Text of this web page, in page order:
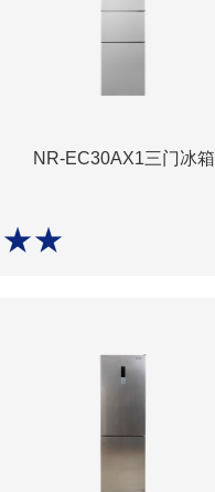
NR-EC30AX1三门冰箱